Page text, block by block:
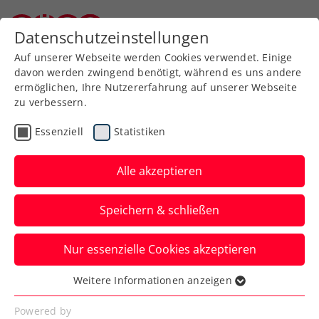
Zurück zur Newsübersicht
Turniere
NÖ Open powered by
EVN: Dreisatz-Dramen in
Rot-weiß-rot
Für Jurij Rodionov und Lucas Miedler
kommt beim ATP-Challenger in Tulln
jeweils knapp das Aus im Achtelfinale.
Verfasst von: Presseaussendung / Redaktion, 06.09.2023
Datenschutzeinstellungen
Auf unserer Webseite werden Cookies verwendet. Einige
davon werden zwingend benötigt, während es uns andere
ermöglichen, Ihre Nutzererfahrung auf unserer Webseite
zu verbessern.
Essenziell Statistiken
Alle akzeptieren
Speichern & schließen
Nur essenzielle Cookies akzeptieren
Essenziell
Essenzielle Cookies werden für grundlegende
Weitere Informationen anzeigen
Powered by